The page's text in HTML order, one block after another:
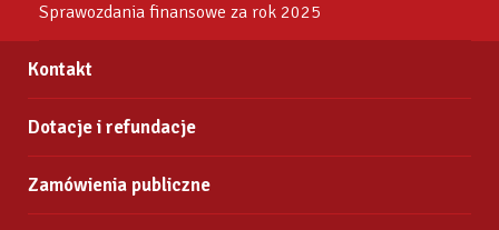
Sprawozdania finansowe za rok 2025
Kontakt
Dotacje i refundacje
Zamówienia publiczne